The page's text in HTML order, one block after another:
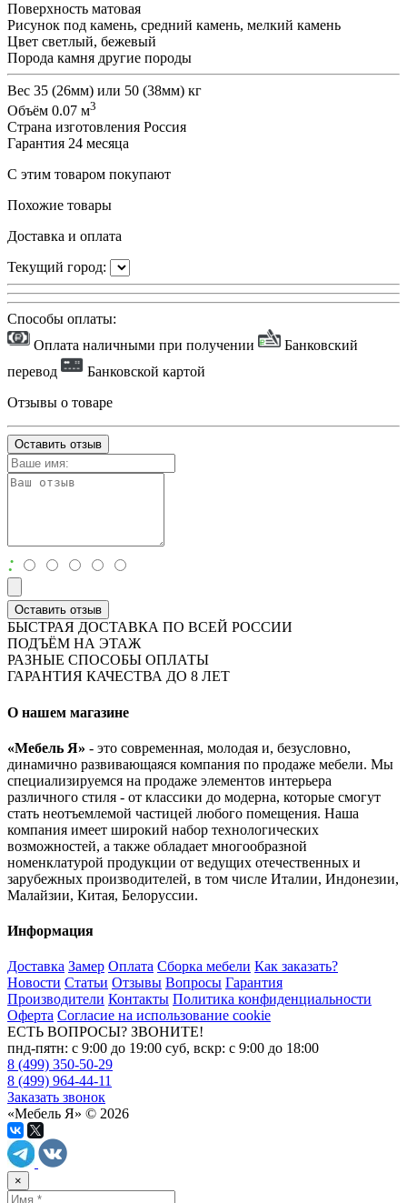
Поверхность матовая
Рисунок под камень, средний камень, мелкий камень
Цвет светлый, бежевый
Порода камня другие породы
Вес 35 (26мм) или 50 (38мм) кг
Объём 0.07 м3
Страна изготовления Россия
Гарантия 24 месяца
С этим товаром покупают
Похожие товары
Доставка и оплата
Текущий город:
Способы оплаты:
Оплата наличными при получении
Банковский
перевод
Банковской картой
Отзывы о товаре
Оставить отзыв
:
Оставить отзыв
БЫСТРАЯ ДОСТАВКА ПО ВСЕЙ РОССИИ
ПОДЪЁМ НА ЭТАЖ
РАЗНЫЕ СПОСОБЫ ОПЛАТЫ
ГАРАНТИЯ КАЧЕСТВА ДО 8 ЛЕТ
О нашем магазине
«Мебель Я» - это современная, молодая и, безусловно,
динамично развивающаяся компания по продаже мебели. Мы
специализируемся на продаже элементов интерьера
различного стиля - от классики до модерна, которые смогут
стать неотъемлемой частицей любого помещения. Наша
компания имеет широкий набор технологических
возможностей, а также обладает многообразной
номенклатурой продукции от ведущих отечественных и
зарубежных производителей, в том числе Италии, Индонезии,
Малайзии, Китая, Белоруссии.
Информация
Доставка Замер Оплата Сборка мебели Как заказать?
Новости Статьи Отзывы Вопросы Гарантия
Производители Контакты Политика конфиденциальности
Оферта Согласие на использование cookie
ЕСТЬ ВОПРОСЫ? ЗВОНИТЕ!
пнд-пятн: с 9:00 до 19:00 суб, вскр: с 9:00 до 18:00
8 (499) 350-50-29
8 (499) 964-44-11
Заказать звонок
«Мебель Я» © 2026
×